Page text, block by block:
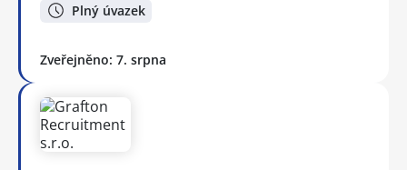
Plný úvazek
Zveřejněno: 7. srpna